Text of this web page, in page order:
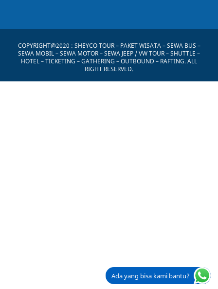
COPYRIGHT@2020 : SHEYCO TOUR– PAKET WISATA – SEWA BUS –
SEWA MOBIL – SEWA MOTOR – SEWA JEEP / VW TOUR – SHUTTLE –
HOTEL – TICKETING – GATHERING – OUTBOUND – RAFTING. ALL
RIGHT RESERVED.
Ada yang bisa kami bantu?